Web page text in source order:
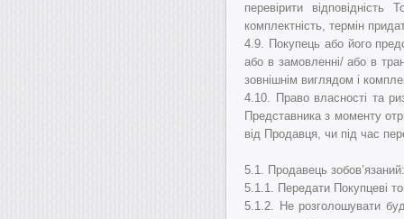
перевірити відповідність
комплектність, термін
4.9. Покупець або його
або в замовленні/ або в
зовнішнім виглядом і
4.10. Право власності та
Представника з моменту
від Продавця, чи під час
5.1. Продавець зобов’язаний:
5.1.1. Передати Покупцеві
5.1.2. Не розголошувати